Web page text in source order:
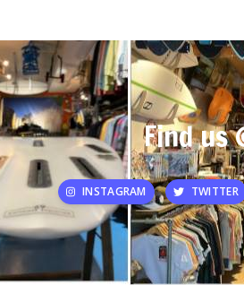
Find us
INSTAGRAM TWITTER